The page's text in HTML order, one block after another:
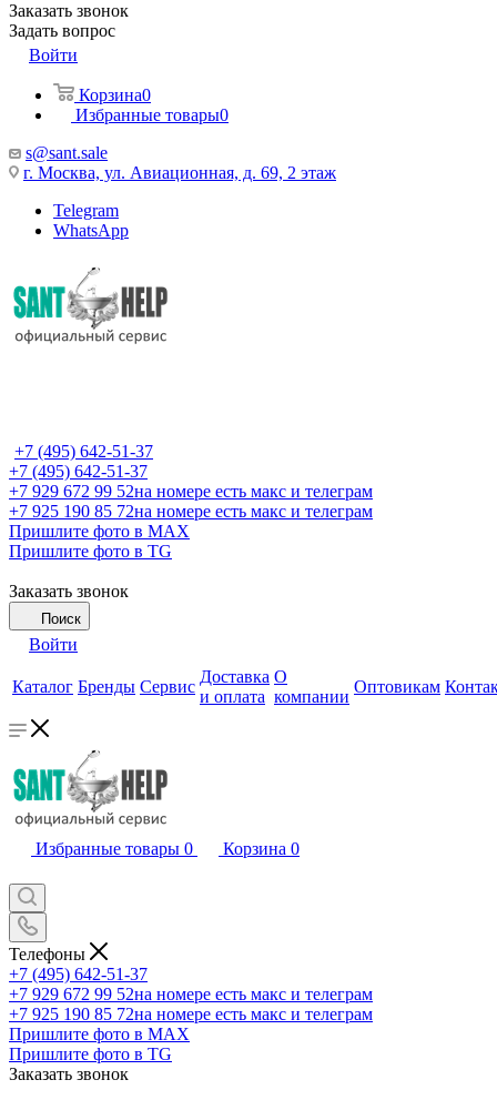
Заказать звонок
Задать вопрос
Войти
Корзина0
Избранные товары0
s@sant.sale
г. Москва, ул. Авиационная, д. 69, 2 этаж
Telegram
WhatsApp
+7 (495) 642-51-37
+7 (495) 642-51-37
+7 929 672 99 52на номере есть макс и телеграм
+7 925 190 85 72на номере есть макс и телеграм
Пришлите фото в MAX
Пришлите фото в TG
Заказать звонок
Поиск
Войти
Каталог Бренды Сервис
Доставка
и оплата
О
компании
Оптовикам
Избранные товары 0 Корзина 0
Телефоны
+7 (495) 642-51-37
+7 929 672 99 52на номере есть макс и телеграм
+7 925 190 85 72на номере есть макс и телеграм
Пришлите фото в MAX
Пришлите фото в TG
Заказать звонок